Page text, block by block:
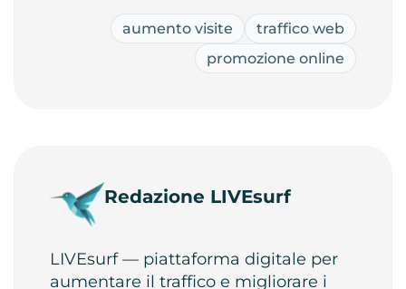
aumento visite
traffico web
promozione online
Redazione LIVEsurf
LIVEsurf — piattaforma digitale per
aumentare il traffico e migliorare i